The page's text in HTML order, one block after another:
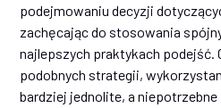
podejmowaniu decyzji
zachęcając do stosowania
najlepszych praktykach podejść.
podobnych strategii,
bardziej jednolite, a